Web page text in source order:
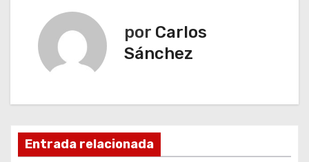
c
i
por Carlos
Sánchez
Entrada relacionada